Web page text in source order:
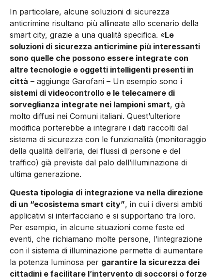
In particolare, alcune soluzioni di sicurezza
anticrimine risultano più allineate allo scenario della
smart city, grazie a una qualità specifica. «Le
soluzioni di sicurezza anticrimine più interessanti
sono quelle che possono essere integrate con
altre tecnologie e oggetti intelligenti presenti in
città – aggiunge Garofani – Un esempio sono i
sistemi di videocontrollo e le telecamere di
sorveglianza integrate nei lampioni smart, già
molto diffusi nei Comuni italiani. Quest’ulteriore
modifica porterebbe a integrare i dati raccolti dal
sistema di sicurezza con le funzionalità (monitoraggio
della qualità dell’aria, dei flussi di persone e del
traffico) già previste dal palo dell’illuminazione di
ultima generazione.
Questa tipologia di integrazione va nella direzione
di un “ecosistema smart city”, in cui i diversi ambiti
applicativi si interfacciano e si supportano tra loro.
Per esempio, in alcune situazioni come feste ed
eventi, che richiamano molte persone, l’integrazione
con il sistema di illuminazione permette di aumentare
la potenza luminosa per garantire la sicurezza dei
cittadini e facilitare l’intervento di soccorsi o forze